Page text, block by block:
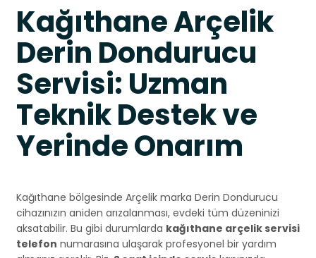
Kağıthane Arçelik
Derin Dondurucu
Servisi: Uzman
Teknik Destek ve
Yerinde Onarım
Kağıthane bölgesinde Arçelik marka Derin Dondurucu
cihazınızın aniden arızalanması, evdeki tüm düzeninizi
aksatabilir. Bu gibi durumlarda kağıthane arçelik servisi
telefon numarasına ulaşarak profesyonel bir yardım